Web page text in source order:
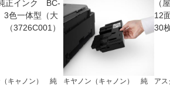
（キャノン） 純
キヤノン（キャノン） 純
ア